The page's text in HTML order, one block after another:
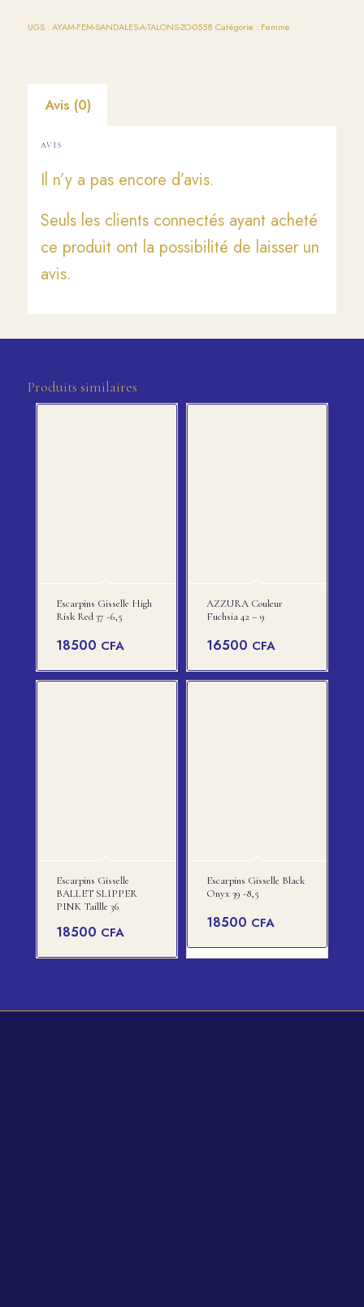
UGS : AYAM-FEM-SANDALES-A-TALONS-ZO-0558 Catégorie : Femme
Avis (0)
AVIS
Il n’y a pas encore d’avis.
Seuls les clients connectés ayant acheté
ce produit ont la possibilité de laisser un
avis.
Produits similaires
Escarpins Gisselle High
Risk Red 37 -6,5
18500 CFA
AZZURA Couleur
Fuchsia 42 – 9
16500 CFA
Escarpins Gisselle
BALLET SLIPPER
PINK Taillle 36
18500 CFA
Escarpins Gisselle Black
Onyx 39 -8,5
18500 CFA